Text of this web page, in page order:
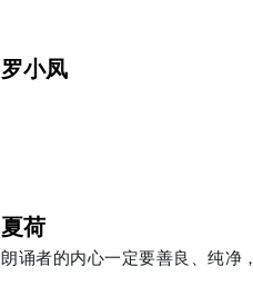
罗小凤
夏荷
朗诵者的内心一定要善良、纯净，